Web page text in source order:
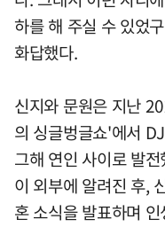
하를 해 주실 수 있었
화답했다.
신지와 문원은 지난
의 싱글벙글쇼'에서
그해 연인 사이로 발
이 외부에 알려진 후,
혼 소식을 발표하며